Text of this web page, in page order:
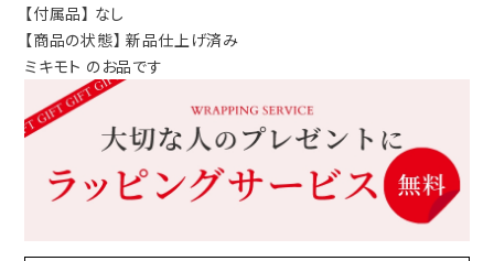
【付属品】 なし
【商品の状態】 新品仕上げ済み
ミキモト のお品です